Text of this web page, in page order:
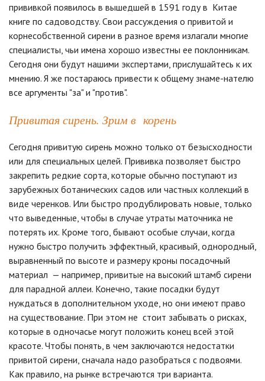
прививкой появилось в вышедшей в 1591 году в Китае
книге по садоводству. Свои рассуждения о привитой и
корнесобственной сирени в разное время излагали многие
специалисты, чьи имена хорошо известны ее поклонникам.
Сегодня они будут нашими экспертами, прислушайтесь к их
мнению. Я же постараюсь привести к общему знаме-нателю
все аргументы "за" и "против".
Привитая сирень. Зрим в корень
Сегодня привитую сирень можно только от безысходности
или для специальных целей. Прививка позволяет быстро
закрепить редкие сорта, которые обычно поступают из
зарубежных ботанических садов или частных коллекций в
виде черенков. Или быстро продублировать новые, только
что выведенные, чтобы в случае утраты маточника не
потерять их. Кроме того, бывают особые случаи, когда
нужно быстро получить эффектный, красивый, однородный,
выравненный по высоте и размеру кроны посадочный
материал — например, привитые на высокий штамб сирени
для парадной аллеи. Конечно, такие посадки будут
нуждаться в дополнительном уходе, но они имеют право
на существование. При этом не стоит забывать о рисках,
которые в одночасье могут положить конец всей этой
красоте. Чтобы понять, в чем заключаются недостатки
привитой сирени, сначала надо разобраться с подвоями.
Как правило, на рынке встречаются три варианта.